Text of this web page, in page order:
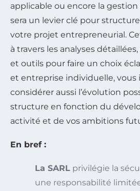
applicable ou encore la
sera un levier clé pour
votre projet entrepreneurial.
à travers les analyses
et outils pour faire un choix
et entreprise individuelle, vous
considérer aussi l’évolution
structure en fonction du
activité et de vos ambitions
En bref :
La SARL privilégie la
une responsabilité